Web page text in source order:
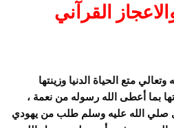
القرآني
متع الحياة الدنيا وزينتها
بما أعطى الله رسوله من نعمة ،
صلي الله عليه وسلم طلب من يهودي